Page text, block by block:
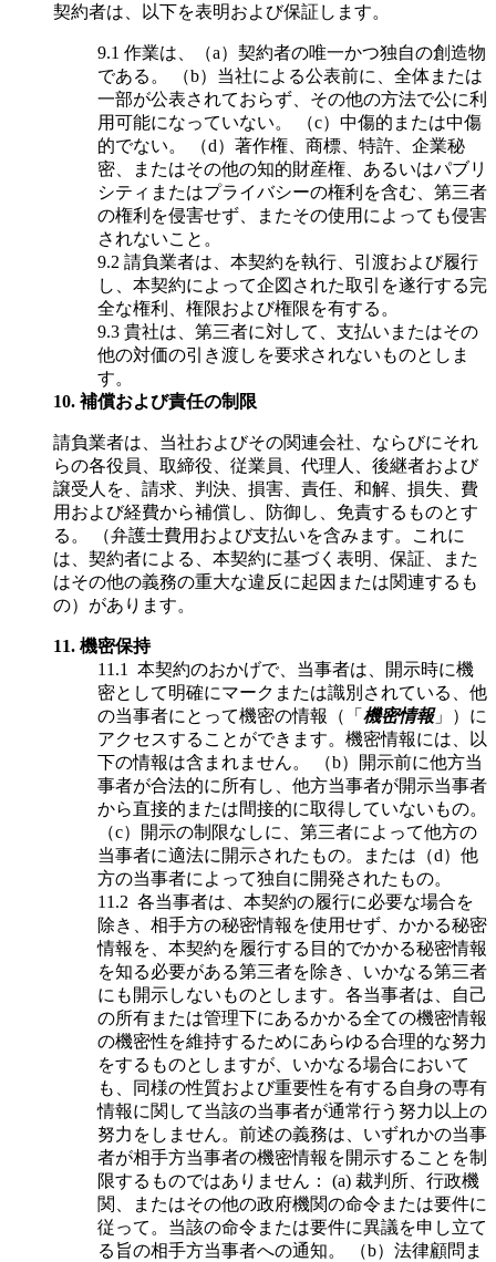
契約者は、以下を表明および保証します。
9.1 作業は、（a）契約者の唯一かつ独自の創造物
である。 （b）当社による公表前に、全体または
一部が公表されておらず、その他の方法で公に利
用可能になっていない。 （c）中傷的または中傷
的でない。 （d）著作権、商標、特許、企業秘
密、またはその他の知的財産権、あるいはパブリ
シティまたはプライバシーの権利を含む、第三者
の権利を侵害せず、またその使用によっても侵害
されないこと。
9.2 請負業者は、本契約を執行、引渡および履行
し、本契約によって企図された取引を遂行する完
全な権利、権限および権限を有する。
9.3 貴社は、第三者に対して、支払いまたはその
他の対価の引き渡しを要求されないものとしま
す。
10. 補償および責任の制限
請負業者は、当社およびその関連会社、ならびにそれ
らの各役員、取締役、従業員、代理人、後継者および
譲受人を、請求、判決、損害、責任、和解、損失、費
用および経費から補償し、防御し、免責するものとす
る。 （弁護士費用および支払いを含みます。これに
は、契約者による、本契約に基づく表明、保証、また
はその他の義務の重大な違反に起因または関連するも
の）があります。
11. 機密保持
11.1
本契約のおかげで、当事者は、開示時に機
密として明確にマークまたは識別されている、他
の当事者にとって機密の情報（「 機密情報」）に
アクセスすることができます。機密情報には、以
下の情報は含まれません。 （b）開示前に他方当
事者が合法的に所有し、他方当事者が開示当事者
から直接的または間接的に取得していないもの。
（c）開示の制限なしに、第三者によって他方の
当事者に適法に開示されたもの。または（d）他
方の当事者によって独自に開発されたもの。
11.2 各当事者は、本契約の履行に必要な場合を
除き、相手方の秘密情報を使用せず、かかる秘密
情報を、本契約を履行する目的でかかる秘密情報
を知る必要がある第三者を除き、いかなる第三者
にも開示しないものとします。各当事者は、自己
の所有または管理下にあるかかる全ての機密情報
の機密性を維持するためにあらゆる合理的な努力
をするものとしますが、いかなる場合において
も、同様の性質および重要性を有する自身の専有
情報に関して当該の当事者が通常行う努力以上の
努力をしません。前述の義務は、いずれかの当事
者が相手方当事者の機密情報を開示することを制
限するものではありません： (a) 裁判所、行政機
関、またはその他の政府機関の命令または要件に
従って。当該の命令または要件に異議を申し立て
る旨の相手方当事者への通知。 （b）法律顧問ま